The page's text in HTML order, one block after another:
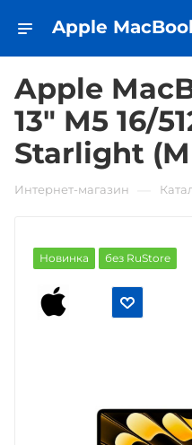
Apple
13" M5 16/
Starlight
Интернет-магазин
Новинка без RuStore